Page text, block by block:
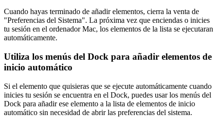
Cuando hayas terminado de añadir elementos, cierra la venta de
"Preferencias del Sistema". La próxima vez que enciendas o inicies
tu sesión en el ordenador Mac, los elementos de la lista se ejecutaran
automáticamente.
Utiliza los menús del Dock para añadir elementos de
inicio automático
Si el elemento que quisieras que se ejecute automáticamente cuando
inicies tu sesión se encuentra en el Dock, puedes usar los menús del
Dock para añadir ese elemento a la lista de elementos de inicio
automático sin necesidad de abrir las preferencias del sistema.